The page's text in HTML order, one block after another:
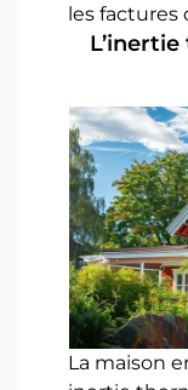
les factures
La maison